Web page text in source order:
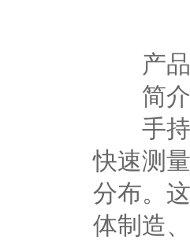
产品
简介
手
快速测
分布。
体制造